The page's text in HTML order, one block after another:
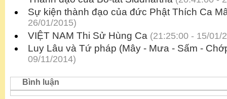
Sự kiện thành đạo của đức Phật Thích Ca
26/01/2015)
VIỆT NAM Thi Sử Hùng Ca (21:25:00 - 15/01/
Luy Lâu và Tứ pháp (Mây - Mưa - Sấm -
09/11/2014)
Bình luận